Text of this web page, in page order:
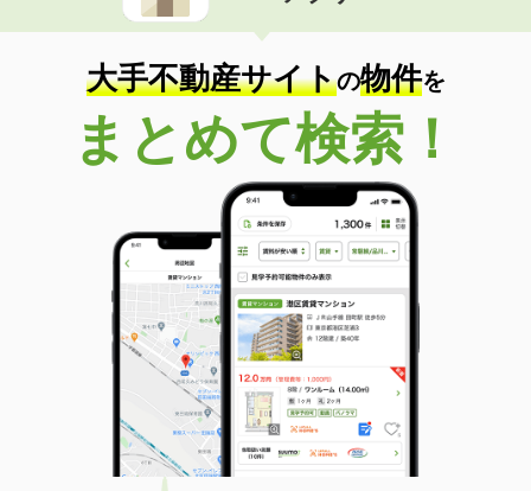
大手不動産サイトの物件を
まとめて検索！